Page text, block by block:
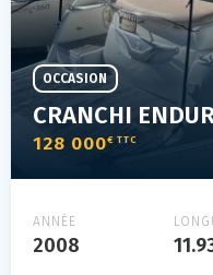
CRANCHI
128 000€ TTC
OCCASION
ANNÉE
2008